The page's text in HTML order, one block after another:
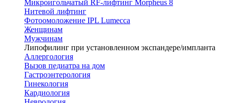
Микроигольчатый RF-лифтинг Morpheus 8
Нитевой лифтинг
Фотоомоложение IPL Lumecca
Женщинам
Мужчинам
Липофилинг при установленном экспандере/импланта
Аллергология
Вызов педиатра на дом
Гастроэнтерология
Гинекология
Кардиология